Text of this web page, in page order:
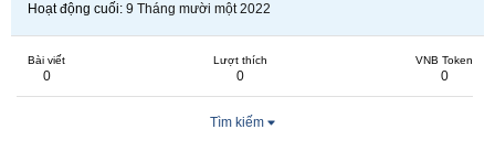
Hoạt động cuối 9 Tháng mười một 2022
Bài viết
0
Lượt thích
0
VNB Token
0
Tìm kiếm